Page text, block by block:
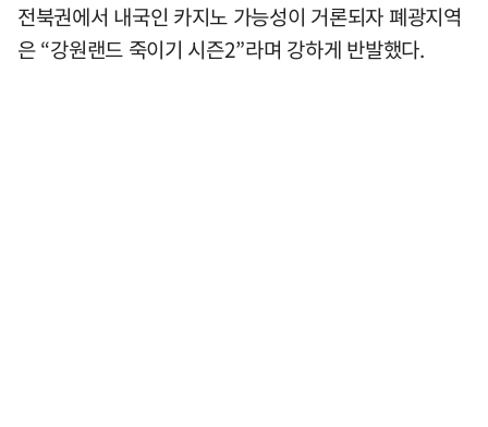
전북권에서 내국인 카지노 가능성이 거론되자 폐광지역
은 “강원랜드 죽이기 시즌2”라며 강하게 반발했다.